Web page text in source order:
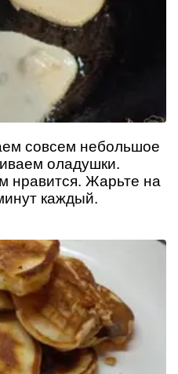
совсем небольшое
оладушки.
нравится. Жарьте на
каждый.